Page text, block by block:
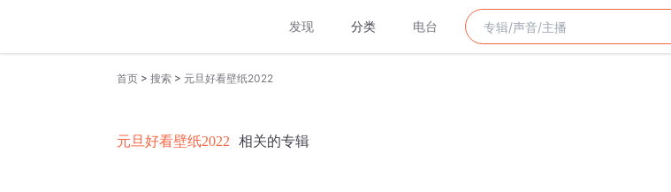
发现 分类 电台
首页 > 搜索 > 元旦好看壁纸2022
元旦好看壁纸2022 相关的专辑